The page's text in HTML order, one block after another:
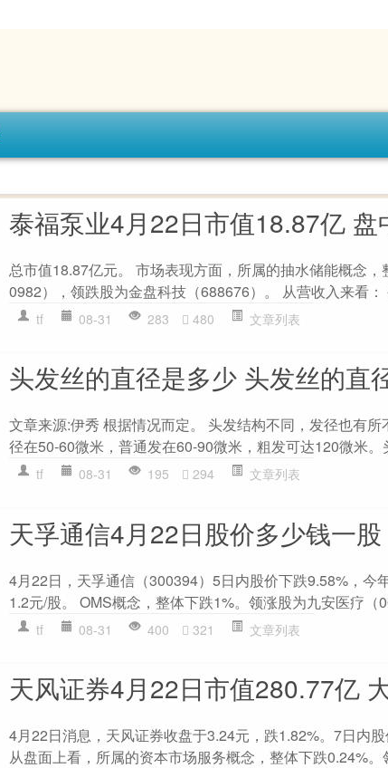
泰福泵业4月22日市值18.87亿 盘
总市值18.87亿元。 市场表现方面，所属的抽水储能概念
0982），领跌股为金盘科技（688676）。 从营收入来看：
tf 08-31 283 480 文章列表
头发丝的直径是多少 头发丝的直
文章来源:伊秀 根据情况而定。 头发结构不同，发径也有
径在50-60微米，普通发在60-90微米，粗发可达120微米。
tf 08-31 195 294 文章列表
天孚通信4月22日股价多少钱一股
4月22日，天孚通信（300394）5日内股价下跌9.58%，今
1.2元/股。 OMS概念，整体下跌1%。领涨股为九安医疗（
tf 08-31 400 321 文章列表
天风证券4月22日市值280.77亿
4月22日消息，天风证券收盘于3.24元，跌1.82%。7日内
从盘面上看，所属的资本市场服务概念，整体下跌0.24%。